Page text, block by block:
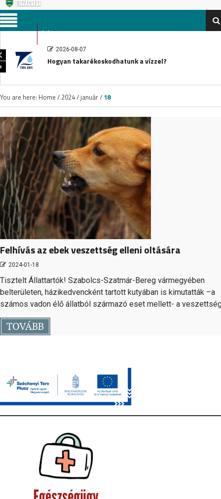
Menu
2026-08-07
Hogyan takarékoskodhatunk a vízzel?
You are here: Home / 2024/ január/ 18
Felhívás az ebek veszettség elleni oltására
2024-01-18
Tisztelt Állattartók! Szabolcs-Szatmár-Bereg vármegyében
belterületen, házikedvencként tartott kutyában is kimutatták –a
számos vadon élő állatból származó eset mellett- a
TOVÁBB